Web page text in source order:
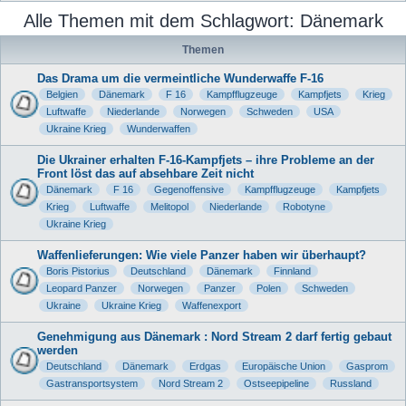
Alle Themen mit dem Schlagwort: Dänemark
Themen
Das Drama um die vermeintliche Wunderwaffe F-16
Belgien Dänemark F 16 Kampfflugzeuge Kampfjets
Krieg
Luftwaffe
Niederlande Norwegen Schweden
USA
Ukraine Krieg
Wunderwaffen
Die Ukrainer erhalten F-16-Kampfjets – ihre Probleme an der
Front löst das auf absehbare Zeit nicht
Dänemark F 16 Gegenoffensive Kampfflugzeuge
Kampfjets
Krieg
Luftwaffe Melitopol Niederlande
Robotyne
Ukraine Krieg
Waffenlieferungen: Wie viele Panzer haben wir überhaupt?
Boris Pistorius Deutschland Dänemark
Finnland
Leopard Panzer
Norwegen Panzer Polen
Schweden
Ukraine
Ukraine Krieg Waffenexport
Genehmigung aus Dänemark : Nord Stream 2 darf fertig gebaut
werden
Deutschland Dänemark Erdgas Europäische Union
Gasprom
Gastransportsystem
Nord Stream 2 Ostseepipeline Russland